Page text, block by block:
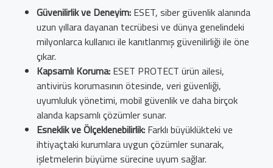
Güvenilirlik ve Deneyim: ESET, siber güvenlik alanında
uzun yıllara dayanan tecrübesi ve dünya genelindeki
milyonlarca kullanıcı ile kanıtlanmış güvenilirliği ile öne
çıkar.
Kapsamlı Koruma: ESET PROTECT ürün ailesi,
antivirüs korumasının ötesinde, veri güvenliği,
uyumluluk yönetimi, mobil güvenlik ve daha birçok
alanda kapsamlı çözümler sunar.
Esneklik ve Ölçeklenebilirlik: Farklı büyüklükteki ve
ihtiyaçtaki kurumlara uygun çözümler sunarak,
işletmelerin büyüme sürecine uyum sağlar.